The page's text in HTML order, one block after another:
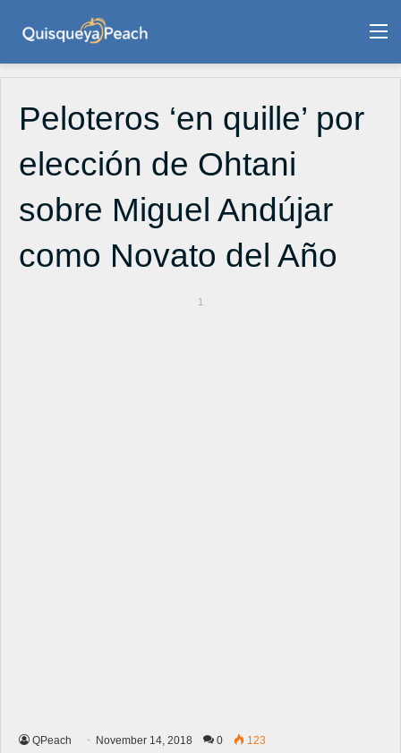
Peloteros ‘en quille’ por
elección de Ohtani
sobre Miguel Andújar
como Novato del Año
1
QPeach November 14, 2018 0 123